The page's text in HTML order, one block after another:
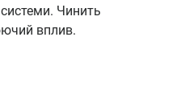
Чинить
вплив.